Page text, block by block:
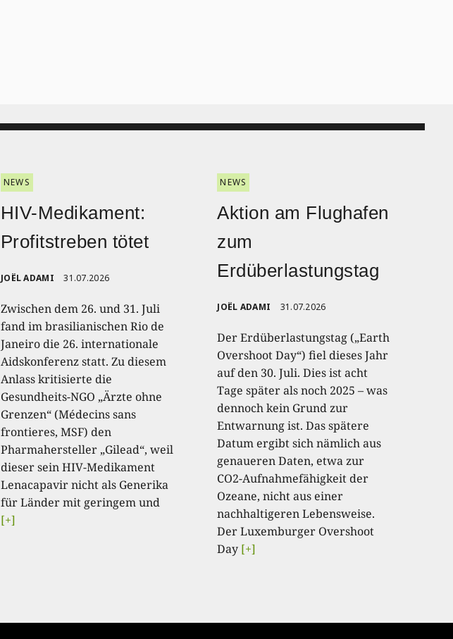
NEWS
HIV-Medikament:
Profitstreben tötet
JOËL ADAMI 31.07.2026
Zwischen dem 26. und 31. Juli
fand im brasilianischen Rio de
Janeiro die 26. internationale
Aidskonferenz statt. Zu diesem
Anlass kritisierte die
Gesundheits-NGO „Ärzte ohne
Grenzen“ (Médecins sans
frontieres, MSF) den
Pharmahersteller „Gilead“, weil
dieser sein HIV-Medikament
Lenacapavir nicht als Generika
für Länder mit geringem und
[+]
NEWS
Aktion am Flughafen
zum
Erdüberlastungstag
JOËL ADAMI 31.07.2026
Der Erdüberlastungstag („Earth
Overshoot Day“) fiel dieses Jahr
auf den 30. Juli. Dies ist acht
Tage später als noch 2025 – was
dennoch kein Grund zur
Entwarnung ist. Das spätere
Datum ergibt sich nämlich aus
genaueren Daten, etwa zur
CO2-Aufnahmefähigkeit der
Ozeane, nicht aus einer
nachhaltigeren Lebensweise.
Der Luxemburger Overshoot
Day [+]